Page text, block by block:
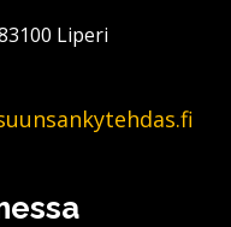
Liperi